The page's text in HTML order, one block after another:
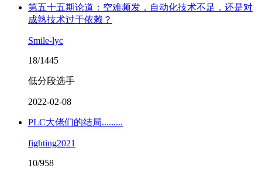
第五十五期论道：空难频发，自动化技术不足，还是对
成熟技术过于依赖？
Smile-lyc
18/1445
低分段选手
2022-02-08
PLC大佬们的结局.........
fighting2021
10/958